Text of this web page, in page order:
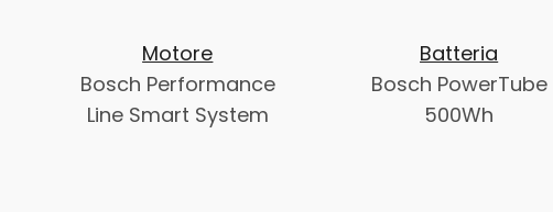
Motore
Bosch Performance
Line Smart System
Batteria
Bosch PowerTube
500Wh